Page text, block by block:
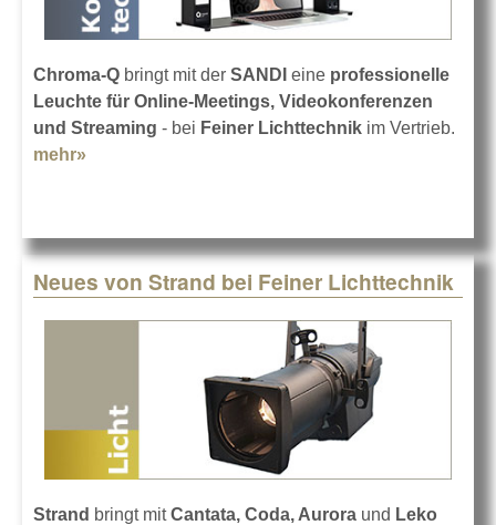
Chroma-Q bringt mit der SANDI eine professionelle
Leuchte für Online-Meetings, Videokonferenzen
und Streaming - bei Feiner Lichttechnik im Vertrieb.
mehr»
Neues von Strand bei Feiner Lichttechnik
Strand bringt mitCantata, Coda, Aurora und Leko